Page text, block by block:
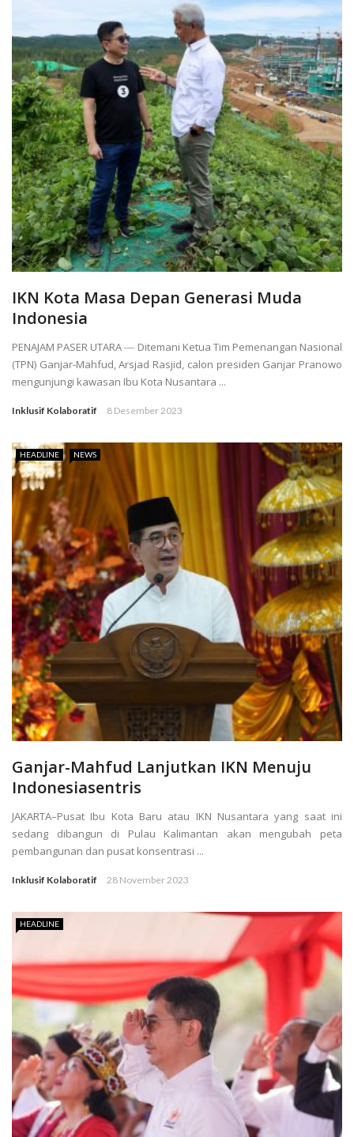
IKN Kota Masa Depan Generasi Muda
Indonesia
PENAJAM PASER UTARA ― Ditemani Ketua Tim Pemenangan Nasional
(TPN) Ganjar-Mahfud, Arsjad Rasjid, calon presiden Ganjar Pranowo
mengunjungi kawasan Ibu Kota Nusantara ...
Inklusif Kolaboratif 8 Desember 2023
HEADLINE NEWS
Ganjar-Mahfud Lanjutkan IKN Menuju
Indonesiasentris
JAKARTA–Pusat Ibu Kota Baru atau IKN Nusantara yang saat ini
sedang dibangun di Pulau Kalimantan akan mengubah peta
pembangunan dan pusat konsentrasi ...
Inklusif Kolaboratif 28 November 2023
HEADLINE